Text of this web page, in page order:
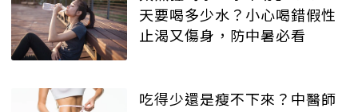
天要喝多少水？小心喝錯假性
止渴又傷身，防中暑必看
吃得少還是瘦不下來？中醫師